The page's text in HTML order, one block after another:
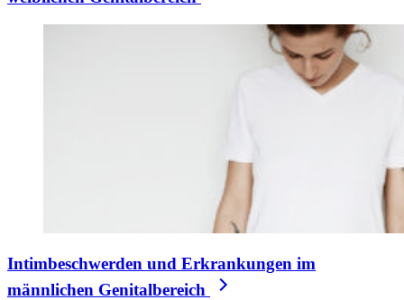
Intimbeschwerden und Erkrankungen im
männlichen Genitalbereich